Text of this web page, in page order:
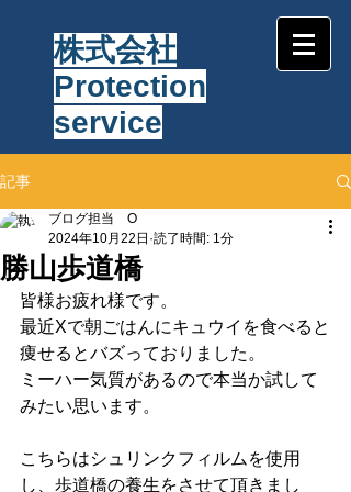
株式会社
Protection
service
記事
勝山歩道橋
ブログ担当 O
2024年10月22日 読了時間: 1分
皆様お疲れ様です。
最近Xで朝ごはんにキュウイを食べると
痩せるとバズっておりました。
ミーハー気質があるので本当か試して
みたい思います。
こちらはシュリンクフィルムを使用
し、歩道橋の養生をさせて頂きまし